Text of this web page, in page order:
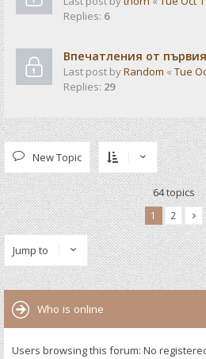
Replies: 6
Впечатления от
Last post byRandom « Tue
Replies: 29
New Topic
64 topics
1 2
Jump to
Who is online
Users browsing this forum: No